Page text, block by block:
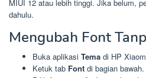
MIUI 12 atau lebih tinggi. Jika belum,
dahulu.
Mengubah Font
Buka aplikasi Tema di HP
Ketuk tab Font di bagian bawah.